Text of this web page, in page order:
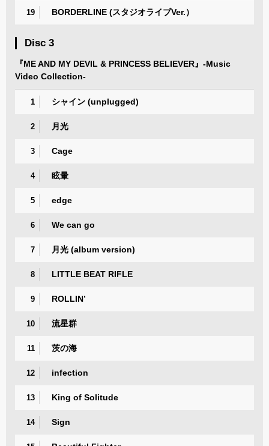
19 BORDERLINE (スタジオライブVer.）
Disc 3
『ME AND MY DEVIL & PRINCESS BELIEVER』-Music
Video Collection-
1 シャイン (unplugged)
2 月光
3 Cage
4 眩暈
5 edge
6 We can go
7 月光 (album version)
8 LITTLE BEAT RIFLE
9 ROLLIN’
10 流星群
11 茨の海
12 infection
13 King of Solitude
14 Sign